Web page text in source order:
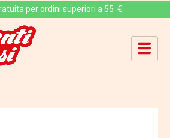
per ordini superiori a 55 €